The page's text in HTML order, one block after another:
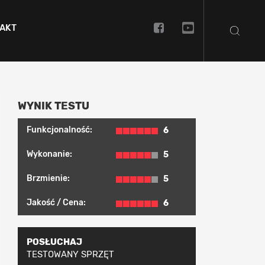
WYNIK TESTU
Funkcjonalność: 6
Wykonanie: 5
Brzmienie: 5
Jakość / Cena: 6
POSŁUCHAJ
TESTOWANY SPRZĘT